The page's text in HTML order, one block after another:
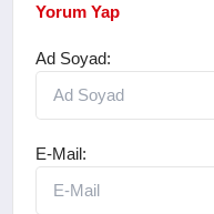
Yorum Yap
Ad Soyad:
E-Mail: